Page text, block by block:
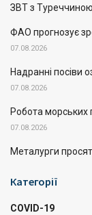
ЗВТ з Туреччиною:
ФАО прогнозує
07.08.2026
Надранні посіви
07.08.2026
Робота морських
07.08.2026
Металурги
Категорії
COVID-19